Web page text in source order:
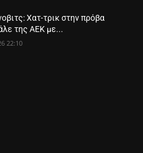
Χατ-τρικ στην πρόβα
της ΑΕΚ με...
22:10